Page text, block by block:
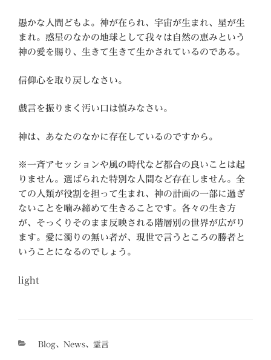
愚かな人間どもよ。神が在られ、宇宙が生まれ、星が生
まれ。惑星のなかの地球として我々は自然の恵みという
神の愛を賜り、生きて生きて生かされているのである。
信仰心を取り戻しなさい。
戯言を振りまく汚い口は慎みなさい。
神は、あなたのなかに存在しているのですから。
※一斉アセッションや風の時代など都合の良いことは起
りません。選ばられた特別な人間など存在しません。全
ての人類が役割を担って生まれ、神の計画の一部に過ぎ
ないことを噛み締めて生きることです。各々の生き方
が、そっくりそのまま反映される階層別の世界が広がり
ます。愛に濁りの無い者が、現世で言うところの勝者と
いうことになるのでしょう。
light
カ
Blog、 News、 霊言